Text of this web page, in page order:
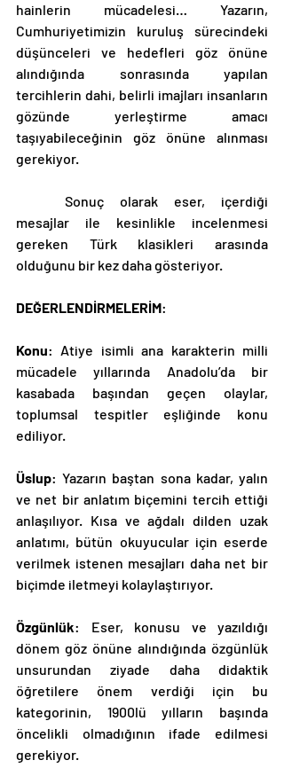
hainlerin mücadelesi… Yazarın,
Cumhuriyetimizin kuruluş sürecindeki
düşünceleri ve hedefleri göz önüne
alındığında sonrasında yapılan
tercihlerin dahi, belirli imajları insanların
gözünde yerleştirme amacı
taşıyabileceğinin göz önüne alınması
gerekiyor.
mesajlar ile kesinlikle incelenmesi
gereken Türk klasikleri arasında
olduğunu bir kez daha gösteriyor.
DEĞERLENDİRMELERİM:
Konu: Atiye isimli ana karakterin milli
mücadele yıllarında Anadolu’da bir
kasabada başından geçen olaylar,
toplumsal tespitler eşliğinde konu
ediliyor.
Üslup: Yazarın baştan sona kadar, yalın
ve net bir anlatım biçemini tercih ettiği
anlaşılıyor. Kısa ve ağdalı dilden uzak
anlatımı, bütün okuyucular için eserde
verilmek istenen mesajları daha net bir
biçimde iletmeyi kolaylaştırıyor.
Özgünlük: Eser, konusu ve yazıldığı
dönem göz önüne alındığında özgünlük
unsurundan ziyade daha didaktik
öğretilere önem verdiği için bu
kategorinin, 1900lü yılların başında
öncelikli olmadığının ifade edilmesi
gerekiyor.